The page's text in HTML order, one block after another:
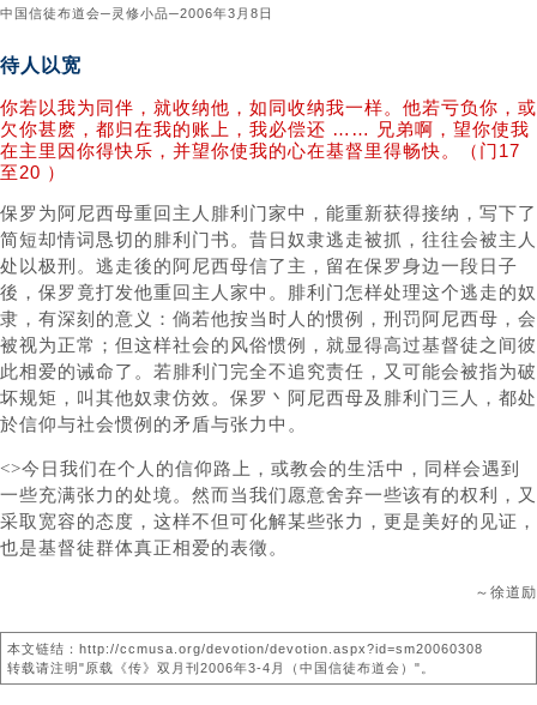
中国信徒布道会─灵修小品─2006年3月8日
待人以宽
你若以我为同伴，就收纳他，如同收纳我一样。他若亏负你，或
欠你甚麽，都归在我的账上，我必偿还 …… 兄弟啊，望你使我
在主里因你得快乐，并望你使我的心在基督里得畅快。（门17
至20 ）
保罗为阿尼西母重回主人腓利门家中，能重新获得接纳，写下了
简短却情词恳切的腓利门书。昔日奴隶逃走被抓，往往会被主人
处以极刑。逃走後的阿尼西母信了主，留在保罗身边一段日子
後，保罗竟打发他重回主人家中。腓利门怎样处理这个逃走的奴
隶，有深刻的意义：倘若他按当时人的惯例，刑罚阿尼西母，会
被视为正常；但这样社会的风俗惯例，就显得高过基督徒之间彼
此相爱的诫命了。若腓利门完全不追究责任，又可能会被指为破
坏规矩，叫其他奴隶仿效。保罗丶阿尼西母及腓利门三人，都处
於信仰与社会惯例的矛盾与张力中。
<>今日我们在个人的信仰路上，或教会的生活中，同样会遇到
一些充满张力的处境。然而当我们愿意舍弃一些该有的权利，又
采取宽容的态度，这样不但可化解某些张力，更是美好的见证，
也是基督徒群体真正相爱的表徵。
～徐道励
本文链结：http://ccmusa.org/devotion/devotion.aspx?id=sm20060308
转载请注明"原载《传》双月刊2006年3-4月（中国信徒布道会）"。